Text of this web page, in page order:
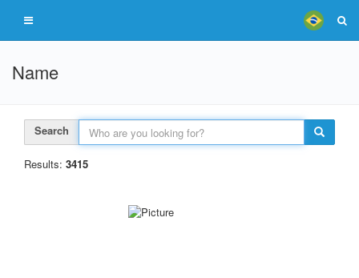
Name
Search
Results: 3415